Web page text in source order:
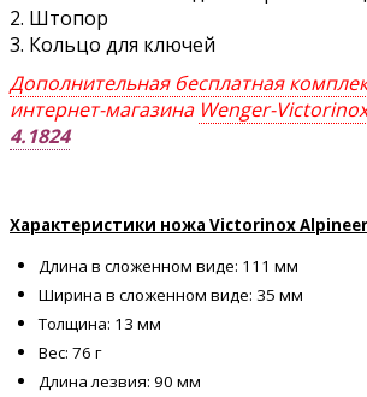
2. Штопор
3. Кольцо для ключей
Дополнительная бесплатная
интернет-магазина Wenger-
4.1824
Характеристики ножа Victorinox Alpineer
Длина в сложенном виде: 111 мм
Ширина в сложенном виде: 35 мм
Толщина: 13 мм
Вес: 76 г
Длина лезвия: 90 мм